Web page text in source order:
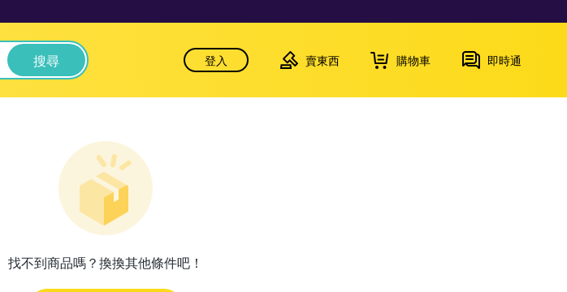
搜尋 登入 賣東西 購物車 即時通
找不到商品嗎？換換其他條件吧！